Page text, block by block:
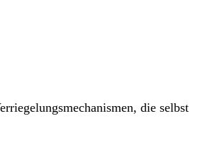
die selbst